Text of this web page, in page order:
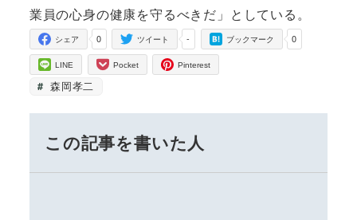
業員の心身の健康を守るべきだ」としている。
0
シェア -
ツイート 0
ブックマーク
LINE Pocket Pinterest
森岡孝二
この記事を書いた人